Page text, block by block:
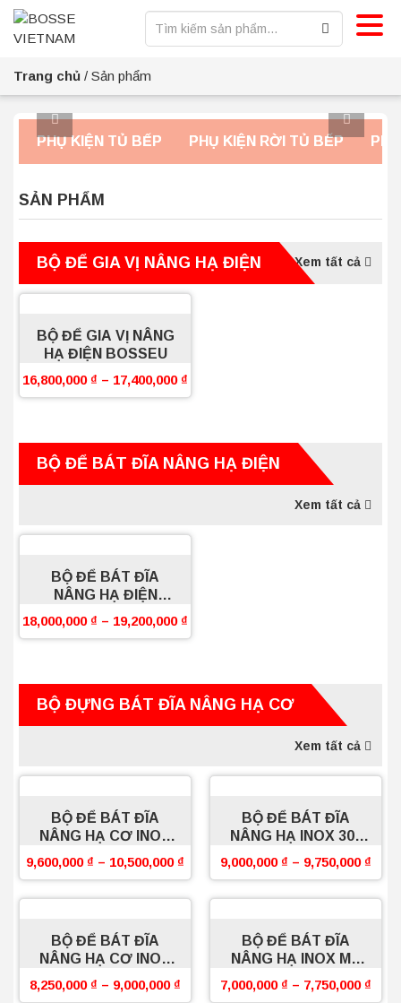
Trang chủ / Sản phẩm
PHỤ KIỆN TỦ BẾP PHỤ KIỆN RỜI TỦ BẾP
SẢN PHẨM
BỘ ĐỂ GIA VỊ NÂNG HẠ ĐIỆN Xem tất cả
BỘ ĐỂ GIA VỊ NÂNG
HẠ ĐIỆN BOSSEU
16,800,000 ₫ – 17,400,000 ₫
BỘ ĐỂ BÁT ĐĨA NÂNG HẠ ĐIỆN
Xem tất cả
BỘ ĐỂ BÁT ĐĨA
NÂNG HẠ ĐIỆN
BOSSEU
18,000,000 ₫ – 19,200,000 ₫
BỘ ĐỰNG BÁT ĐĨA NÂNG HẠ CƠ
Xem tất cả
BỘ ĐỂ BÁT ĐĨA
NÂNG HẠ CƠ INOX
304 SỢI OVAL
BOSSEU
9,600,000 ₫ – 10,500,000 ₫
BỘ ĐỂ BÁT ĐĨA
NÂNG HẠ INOX 304
SỢI FLAT PRO
BOSSEU
9,000,000 ₫ – 9,750,000 ₫
BỘ ĐỂ BÁT ĐĨA
NÂNG HẠ CƠ INOX
304 SỢI FLAT
BOSSEU
8,250,000 ₫ – 9,000,000 ₫
BỘ ĐỂ BÁT ĐĨA
NÂNG HẠ INOX MẠ
CROM SỢI FLAT
BOSSEU
7,000,000 ₫ – 7,750,000 ₫